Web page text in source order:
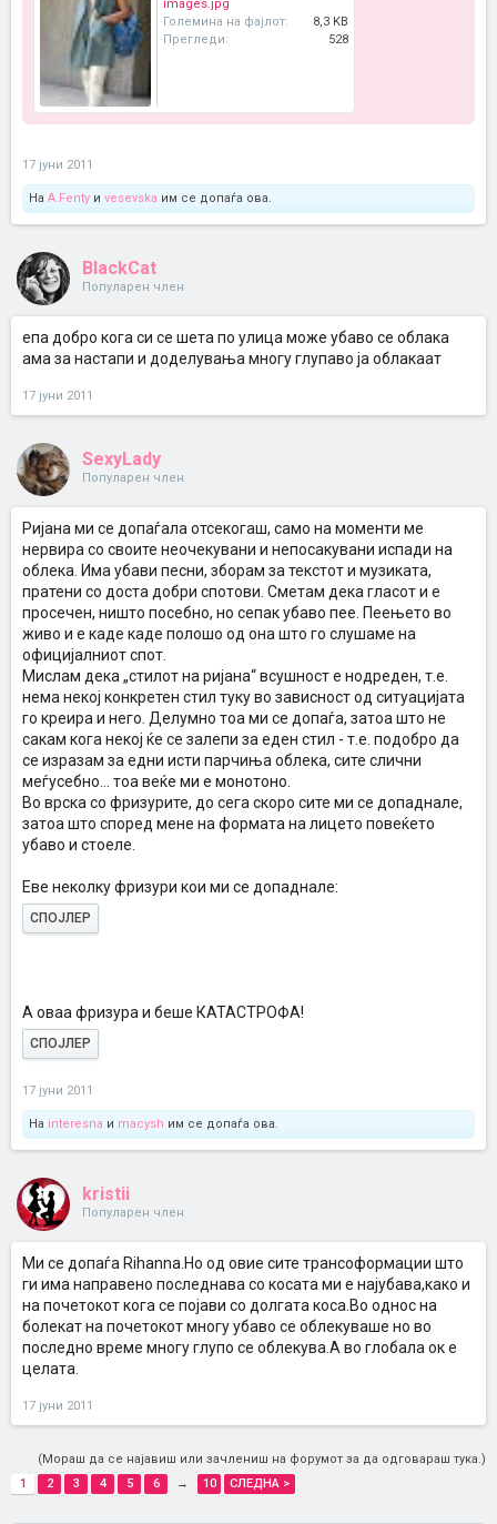
images.jpg
Големина на фајлот:
8,3 KB
Прегледи:
528
17 јуни 2011
На A.Fenty и vesevska им се допаѓа ова.
BlackCat
Популарен член
епа добро кога си се шета по улица може убаво се облака
ама за настапи и доделувања многу глупаво ја облакаат
17 јуни 2011
SexyLady
Популарен член
Ријана ми се допаѓала отсекогаш, само на моменти ме
нервира со своите неочекувани и непосакувани испади на
облека. Има убави песни, зборам за текстот и музиката,
пратени со доста добри спотови. Сметам дека гласот и е
просечен, ништо посебно, но сепак убаво пее. Пеењето во
живо и е каде каде полошо од она што го слушаме на
официјалниот спот.
Мислам дека „стилот на ријана“ всушност е нодреден, т.е.
нема некој конкретен стил туку во зависност од ситуацијата
го креира и него. Делумно тоа ми се допаѓа, затоа што не
сакам кога некој ќе се залепи за еден стил - т.е. подобро да
се изразам за едни исти парчиња облека, сите слични
меѓусебно... тоа веќе ми е монотоно.
Во врска со фризурите, до сега скоро сите ми се допаднале,
затоа што според мене на формата на лицето повеќето
убаво и стоеле.
Еве неколку фризури кои ми се допаднале:
СПОЈЛЕР
А оваа фризура и беше КАТАСТРОФА!
СПОЈЛЕР
17 јуни 2011
На interesna и macysh им се допаѓа ова.
kristii
Популарен член
Ми се допаѓа Rihanna.Но од овие сите трансоформации што
ги има направено последнава со косата ми е најубава,како и
на почетокот кога се појави со долгата коса.Во однос на
болекат на почетокот многу убаво се облекуваше но во
последно време многу глупо се облекува.А во глобала ок е
целата.
17 јуни 2011
(Мораш да се најавиш или зачлениш на форумот за да одговараш тука.)
1
2 3 4 5 6 → 10 СЛЕДНА >